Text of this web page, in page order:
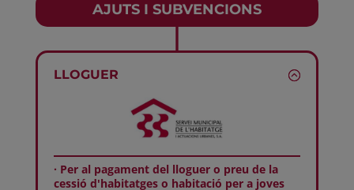
AJUTS I SUBVENCIONS
LLOGUER
· Per al pagament del lloguer o preu de la
cessió d'habitatges o habitació per a joves